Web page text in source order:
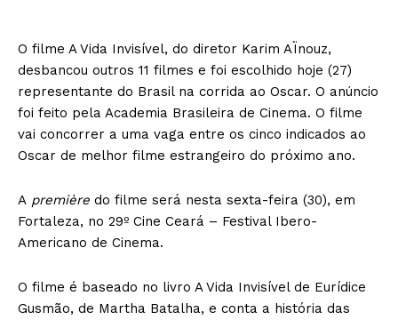
O filme A Vida Invisível, do diretor Karim AÏnouz,
desbancou outros 11 filmes e foi escolhido hoje (27)
representante do Brasil na corrida ao Oscar. O anúncio
foi feito pela Academia Brasileira de Cinema. O filme
vai concorrer a uma vaga entre os cinco indicados ao
Oscar de melhor filme estrangeiro do próximo ano.
A première do filme será nesta sexta-feira (30), em
Fortaleza, no 29º Cine Ceará – Festival Ibero-
Americano de Cinema.
O filme é baseado no livro A Vida Invisível de Eurídice
Gusmão, de Martha Batalha, e conta a história das